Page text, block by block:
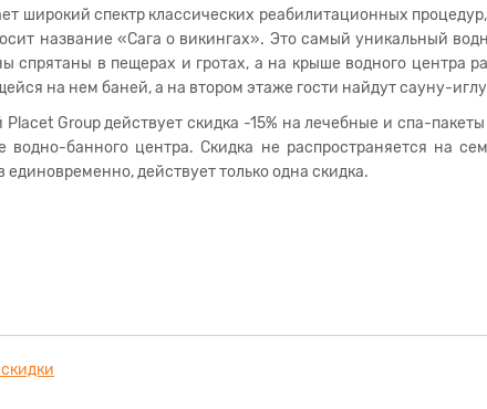
широкий спектр классических реабилитационных
название «Сага о викингах». Это самый уникальный
спрятаны в пещерах и гротах, а на крыше водного центра
на нем баней, а на втором этаже гости найдут сауну-
Placet Group действует скидка -15% на лечебные и спа-
водно-банного центра. Скидка не распространяется на
единовременно, действует только одна скидка.